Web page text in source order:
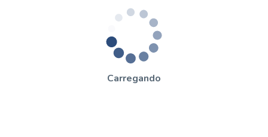
Carregando